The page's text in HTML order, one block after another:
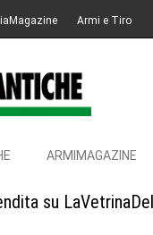
Armi e Tiro
ARMIMAGAZINE
su